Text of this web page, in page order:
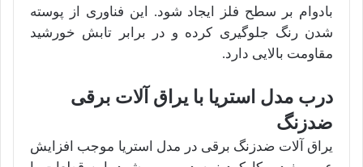
بادوام بر سطح فلز ایجاد شود. این فناوری از پوسته
شدن رنگ جلوگیری کرده و در برابر تابش خورشید
مقاومت بالایی دارد.
درب مدل استریا با یراق آلات برقی
ضدزنگ
یراق آلات ضدزنگ برقی در مدل استریا موجب افزایش